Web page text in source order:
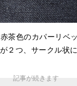
茶色のカパーリベ
２つ、サークル状